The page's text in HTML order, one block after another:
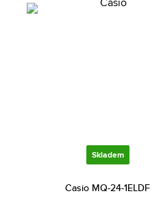
Skladem
Casio MQ-24-1ELDF